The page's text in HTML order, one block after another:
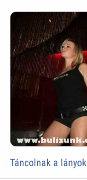
Táncolnak a lányok